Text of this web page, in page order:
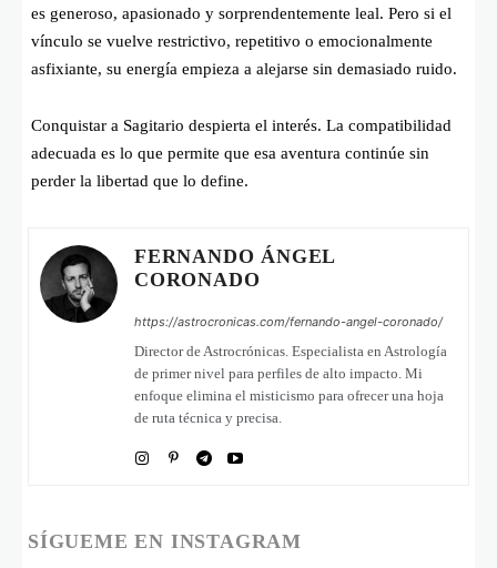
es generoso, apasionado y sorprendentemente leal. Pero si el
vínculo se vuelve restrictivo, repetitivo o emocionalmente
asfixiante, su energía empieza a alejarse sin demasiado ruido.
Conquistar a Sagitario despierta el interés. La compatibilidad
adecuada es lo que permite que esa aventura continúe sin
perder la libertad que lo define.
FERNANDO ÁNGEL
CORONADO
https://astrocronicas.com/fernando-angel-coronado/
Director de Astrocrónicas. Especialista en Astrología
de primer nivel para perfiles de alto impacto. Mi
enfoque elimina el misticismo para ofrecer una hoja
de ruta técnica y precisa.
SÍGUEME EN INSTAGRAM